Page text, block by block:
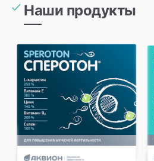
Наши продукты